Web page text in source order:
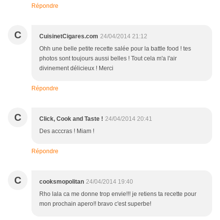
Répondre
C CuisinetCigares.com 24/04/2014 21:12
Ohh une belle petite recette salée pour la battle food ! tes
photos sont toujours aussi belles ! Tout cela m'a l'air
divinement délicieux ! Merci
Répondre
C Click, Cook and Taste ! 24/04/2014 20:41
Des acccras ! Miam !
Répondre
C cooksmopolitan 24/04/2014 19:40
Rho lala ca me donne trop envie!!! je retiens ta recette pour
mon prochain apero!! bravo c'est superbe!